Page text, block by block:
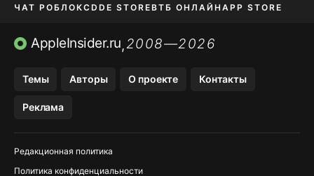
ЧАТ РОБЛОКСDDE STOREВТБ ОНЛАЙН APP STORE
OZON БАНК KAKAOTALK И BIP
AppleInsider.ru,2008—2026
Темы Авторы О проекте Контакты
Реклама
Редакционная политика
Политика конфиденциальности